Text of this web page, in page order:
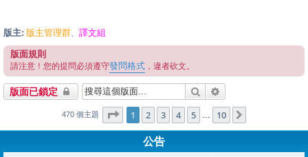
版主: 版主管理群、 譯文組
版面規則
請注意！您的提問必須遵守發問格式 ，違者砍文。
版面已鎖定 搜尋
470 個主題 第1 頁 (共 10頁)
1 2 3 4 5 … 10
公告